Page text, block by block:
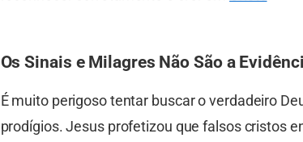
Os Sinais e Milagres Não São a
É muito perigoso tentar buscar o verdadeiro
prodígios. Jesus profetizou que falsos cristos